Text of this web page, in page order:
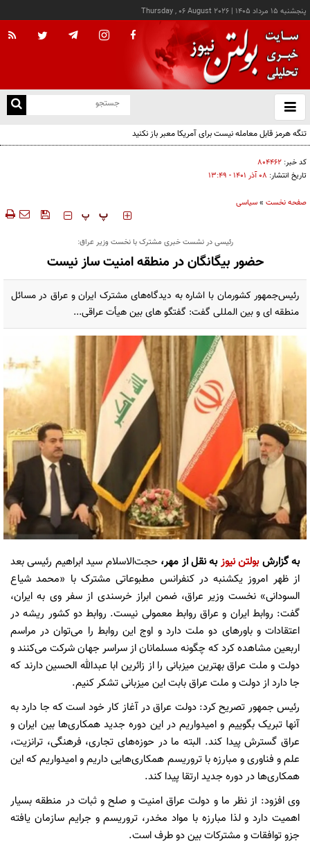
پنجشنبه ۱۵ مرداد ۱۴۰۵ |
Thursday , 06 August 2026
باز
و
تنگه هرمز قابل معامله نیست برای آمریکا معبر باز نکنید
کد خبر: ۸۰۴۴۶۲
تاریخ انتشار: ۰۸ آذر ۱۴۰۱ - ۱۳:۴۹
صفحه نخست »سیاسی
‍‍‍ پ پ
رئیسی در نشست خبری مشترک با نخست وزیر عراق:
حضور بیگانگان در منطقه امنیت ساز نیست
رئیس‌جمهور کشورمان با اشاره به دیدگاه‌های مشترک ایران و عراق در مسائل
منطقه ای و بین المللی گفت: گفتگو های بین هیأت عراقی...
به گزارشبولتن نیوزبه نقل از مهر،حجت‌الاسلام سید ابراهیم رئیسی بعد
از ظهر امروز یکشنبه در کنفرانس مطبوعاتی مشترک با «محمد شیاع
السودانی» نخست وزیر عراق، ضمن ابراز خرسندی از سفر وی به ایران،
گفت: روابط ایران و عراق روابط معمولی نیست. روابط دو کشور ریشه در
اعتقادات و باورهای دو ملت دارد و اوج این روابط را می‌توان در مراسم
اربعین مشاهده کرد که چگونه مسلمانان از سراسر جهان شرکت می‌کنند و
دولت و ملت عراق بهترین میزبانی را از زائرین ابا عبدالله الحسین دارند که
جا دارد از دولت و ملت عراق بابت این میزبانی تشکر کنیم.
رئیس جمهور تصریح کرد: دولت عراق در آغاز کار خود است که جا دارد به
آنها تبریک بگوییم و امیدواریم در این دوره جدید همکاری‌ها بین ایران و
عراق گسترش پیدا کند. البته ما در حوزه‌های تجاری، فرهنگی، ترانزیت،
علم و فناوری و مبارزه با تروریسم همکاری‌هایی داریم و امیدواریم که این
همکاری‌ها در دوره جدید ارتقا پیدا کند.
وی افزود: از نظر ما و دولت عراق امنیت و صلح و ثبات در منطقه بسیار
اهمیت دارد و لذا مبارزه با مواد مخدر، تروریسم و جرایم سازمان یافته
جزو توافقات و مشترکات بین دو طرف است.